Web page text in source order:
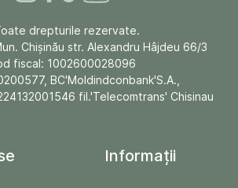
drepturile rezervate.
Chişinău str. Alexandru Hâjdeu 66/3
fiscal: 1002600028096
BC'Moldindconbank'S.A.,
fil.'Telecomtrans' Chisinau
Informații